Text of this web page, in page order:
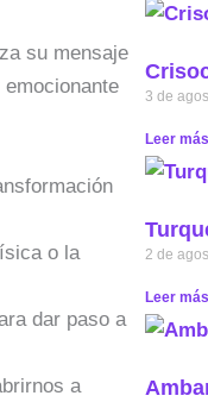
su mensaje
o la
dar paso a
a
3 de
Leer
2 de
Leer